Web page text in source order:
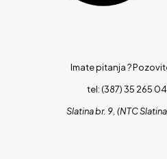
Imate pitanja ?
tel: (387) 35 265
Slatina br. 9, (NTC